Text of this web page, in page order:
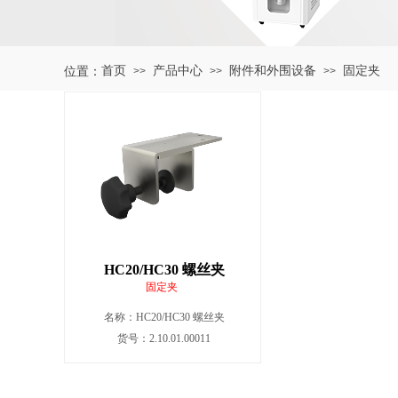
位置： 首页 >> 产品中心 >> 附件和外围设备 >> 固定夹
HC20/HC30 螺丝夹
固定夹
名称： HC20/HC30 螺丝夹
货号：2.10.01.00011